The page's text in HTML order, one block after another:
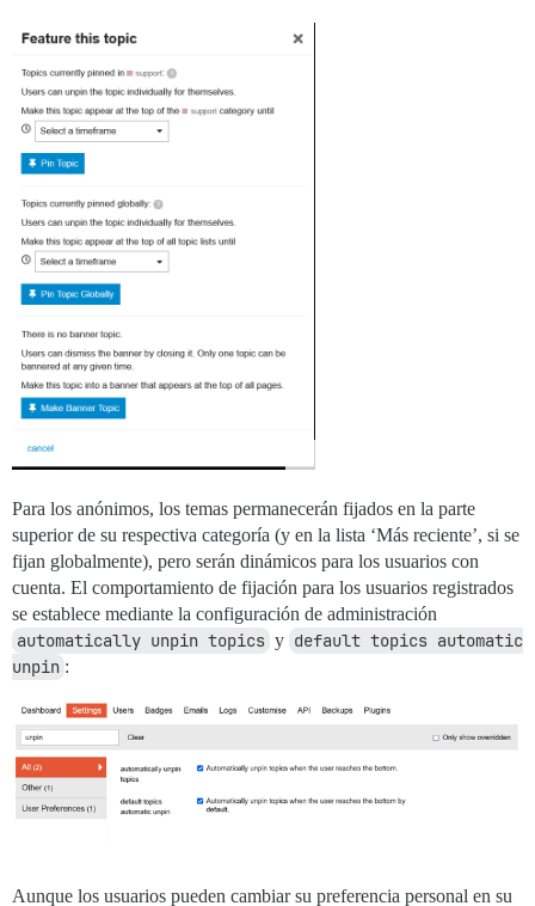
Para los anónimos, los temas permanecerán fijados en la parte
superior de su respectiva categoría (y en la lista ‘Más reciente’, si se
fijan globalmente), pero serán dinámicos para los usuarios con
cuenta. El comportamiento de fijación para los usuarios registrados
se establece mediante la configuración de administración
automatically unpin topics y default topics automatic
unpin :
Aunque los usuarios pueden cambiar su preferencia personal en su